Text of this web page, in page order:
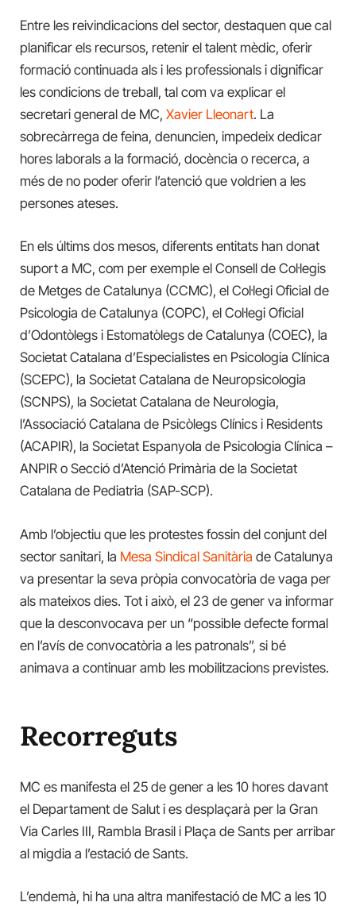
Entre les reivindicacions del sector, destaquen que cal
planificar els recursos, retenir el talent mèdic, oferir
formació continuada als i les professionals i dignificar
les condicions de treball, tal com va explicar el
secretari general de MC, Xavier Lleonart. La
sobrecàrrega de feina, denuncien, impedeix dedicar
hores laborals a la formació, docència o recerca, a
més de no poder oferir l’atenció que voldrien a les
persones ateses.
En els últims dos mesos, diferents entitats han donat
suport a MC, com per exemple el Consell de Col·legis
de Metges de Catalunya (CCMC), el Col·legi Oficial de
Psicologia de Catalunya (COPC), el Col·legi Oficial
d’Odontòlegs i Estomatòlegs de Catalunya (COEC), la
Societat Catalana d’Especialistes en Psicologia Clínica
(SCEPC), la Societat Catalana de Neuropsicologia
(SCNPS), la Societat Catalana de Neurologia,
l’Associació Catalana de Psicòlegs Clínics i Residents
(ACAPIR), la Societat Espanyola de Psicologia Clínica –
ANPIR o Secció d’Atenció Primària de la Societat
Catalana de Pediatria (SAP-SCP).
Amb l’objectiu que les protestes fossin del conjunt del
sector sanitari, la Mesa Sindical Sanitària de Catalunya
va presentar la seva pròpia convocatòria de vaga per
als mateixos dies. Tot i això, el 23 de gener va informar
que la desconvocava per un “possible defecte formal
en l’avís de convocatòria a les patronals”, si bé
animava a continuar amb les mobilitzacions previstes.
Recorreguts
MC es manifesta el 25 de gener a les 10 hores davant
el Departament de Salut i es desplaçarà per la Gran
Via Carles III, Rambla Brasil i Plaça de Sants per arribar
al migdia a l’estació de Sants.
L’endemà, hi ha una altra manifestació de MC a les 10